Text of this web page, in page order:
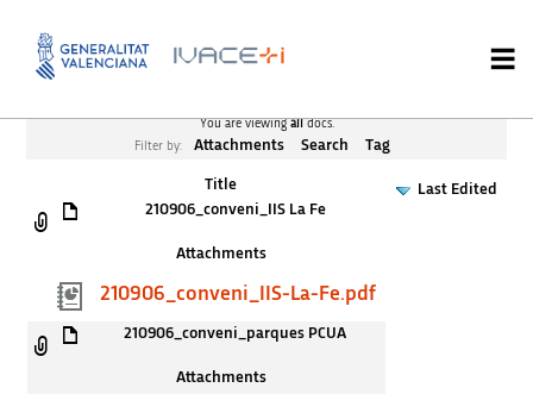
You are viewing all
docs.
Filter by:
Attachments Search Tag
Title
Last Edited
210906_conveni_IIS La Fe
Attachments
210906_conveni_IIS-La-Fe.pdf
210906_conveni_parques PCUA
Attachments